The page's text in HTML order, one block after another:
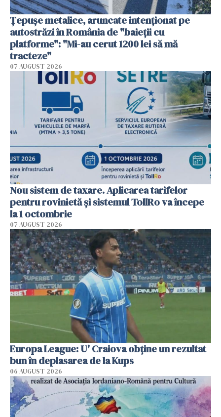
Țepușe metalice, aruncate intenționat pe
autostrăzi în România de "baieții cu
platforme": "Mi-au cerut 1200 lei să mă
tracteze"
07 AUGUST 2026
Nou sistem de taxare. Aplicarea tarifelor
pentru rovinietă şi sistemul TollRo va începe
la 1 octombrie
07 AUGUST 2026
Europa League: U' Craiova obține un rezultat
bun în deplasarea de la Kups
06 AUGUST 2026